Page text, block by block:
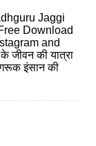
Jaggi
Download
and
जीवन की यात्रा
इंसान की